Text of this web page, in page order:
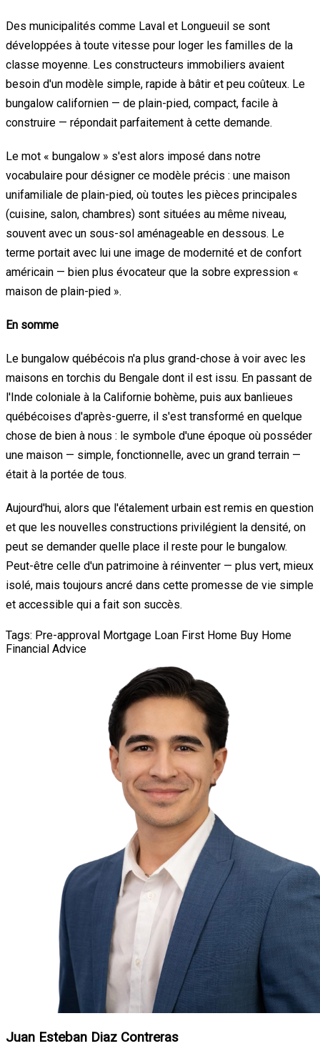
Des municipalités comme Laval et Longueuil se sont
développées à toute vitesse pour loger les familles de la
classe moyenne. Les constructeurs immobiliers avaient
besoin d'un modèle simple, rapide à bâtir et peu coûteux. Le
bungalow californien — de plain-pied, compact, facile à
construire — répondait parfaitement à cette demande.
Le mot « bungalow » s'est alors imposé dans notre
vocabulaire pour désigner ce modèle précis : une maison
unifamiliale de plain-pied, où toutes les pièces principales
(cuisine, salon, chambres) sont situées au même niveau,
souvent avec un sous-sol aménageable en dessous. Le
terme portait avec lui une image de modernité et de confort
américain — bien plus évocateur que la sobre expression «
maison de plain-pied ».
En somme
Le bungalow québécois n'a plus grand-chose à voir avec les
maisons en torchis du Bengale dont il est issu. En passant de
l'Inde coloniale à la Californie bohème, puis aux banlieues
québécoises d'après-guerre, il s'est transformé en quelque
chose de bien à nous : le symbole d'une époque où posséder
une maison — simple, fonctionnelle, avec un grand terrain —
était à la portée de tous.
Aujourd'hui, alors que l'étalement urbain est remis en question
et que les nouvelles constructions privilégient la densité, on
peut se demander quelle place il reste pour le bungalow.
Peut-être celle d'un patrimoine à réinventer — plus vert, mieux
isolé, mais toujours ancré dans cette promesse de vie simple
et accessible qui a fait son succès.
Tags: Pre-approval Mortgage Loan First Home Buy Home
Financial Advice
Juan Esteban Diaz Contreras